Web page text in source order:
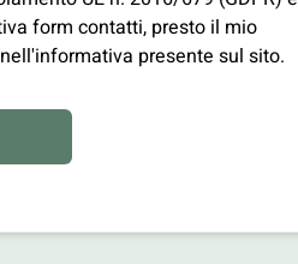
form contatti, presto il mio
presente sul sito.